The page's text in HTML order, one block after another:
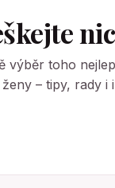
výběr toho
– tipy, rady i